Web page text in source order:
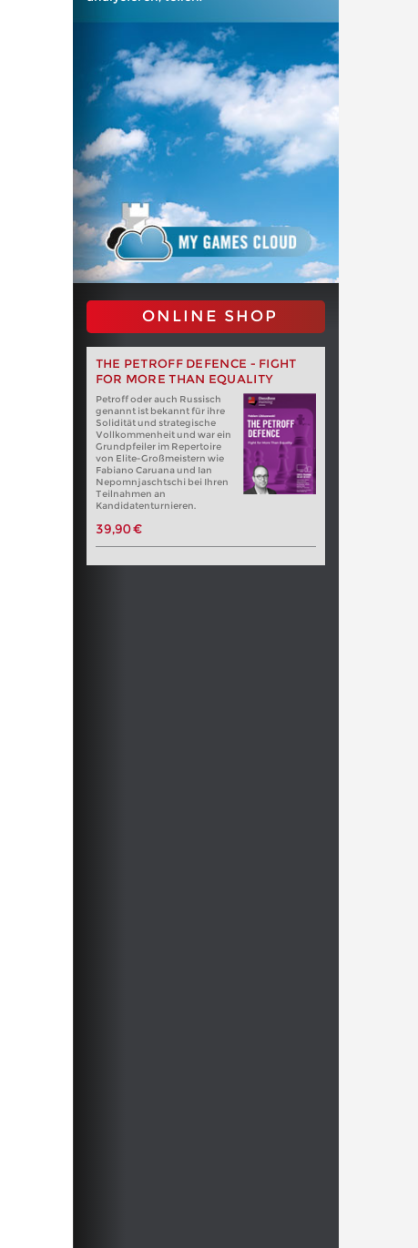
ONLINE SHOP
THE PETROFF DEFENCE - FIGHT
FOR MORE THAN EQUALITY
Petroff oder auch Russisch
genannt ist bekannt für ihre
Solidität und strategische
Vollkommenheit und war ein
Grundpfeiler im Repertoire
von Elite-Großmeistern wie
Fabiano Caruana und Ian
Nepomnjaschtschi bei Ihren
Teilnahmen an
Kandidatenturnieren.
39,90 €